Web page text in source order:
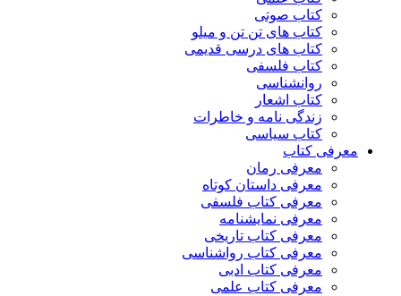
کتاب صوتی
کتاب های تن تن و میلو
کتاب های درسی قدیمی
کتاب فلسفی
روانشناسی
کتاب اشعار
زندگی نامه و خاطرات
کتاب سیاسی
معرفی کتاب
معرفی رمان
معرفی داستان کوتاه
معرفی کتاب فلسفی
معرفی نمایشنامه
معرفی کتاب تاریخی
معرفی کتاب رواشناسی
معرفی کتاب ادبی
معرفی کتاب علمی